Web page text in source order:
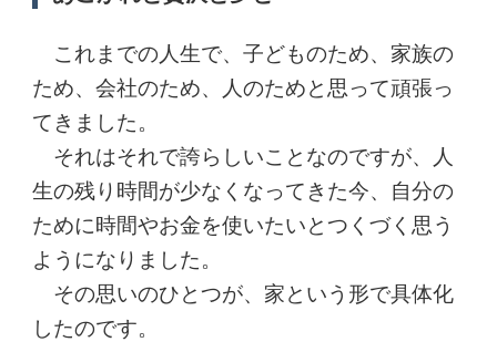
これまでの人生で、子どものため、家族の
ため、会社のため、人のためと思って頑張っ
てきました。
それはそれで誇らしいことなのですが、人
生の残り時間が少なくなってきた今、自分の
ために時間やお金を使いたいとつくづく思う
ようになりました。
その思いのひとつが、家という形で具体化
したのです。